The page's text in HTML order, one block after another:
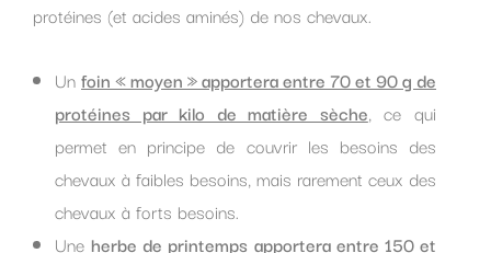
protéines (et acides aminés) de nos chevaux.
Unfoin « moyen » apportera entre 70 et 90 g de
protéines par kilo de matière sèche, ce qui
permet en principe de couvrir les besoins des
chevaux à faibles besoins, mais rarement ceux des
chevaux à forts besoins.
Uneherbe de printemps apportera entre 150 et